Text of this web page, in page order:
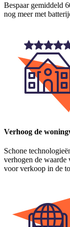
Bespaar gemiddeld
nog meer met
Verhoog de
Schone
verhogen de
voor verkoop in de